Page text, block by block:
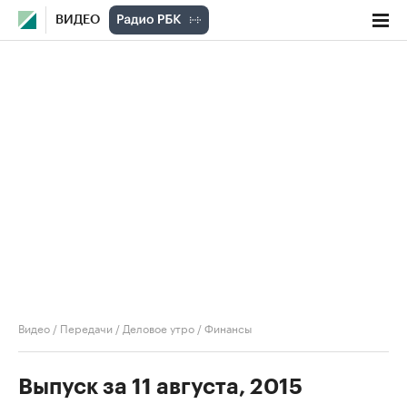
ВИДЕО
Видео / Передачи / Деловое утро /Финансы
Выпуск за 11 августа, 2015